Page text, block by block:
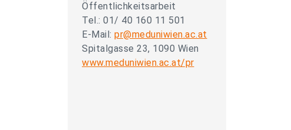
Öffentlichkeitsarbeit
Tel.: 01/ 40 160 11 501
E-Mail: pr@meduniwien.ac.at
Spitalgasse 23, 1090 Wien
www.meduniwien.ac.at/pr